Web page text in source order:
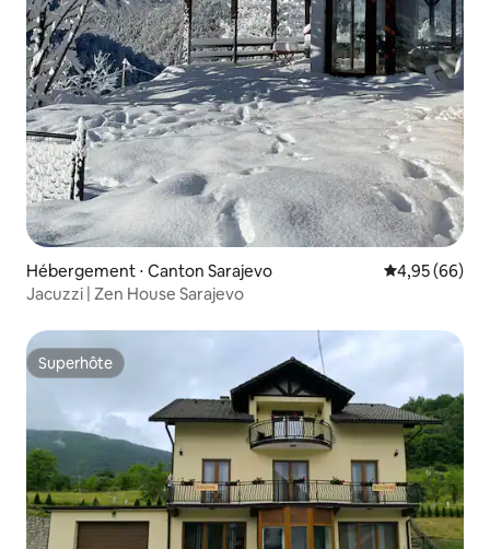
Hébergement ⋅ Canton Sarajevo Évaluation
4,95 (66)
Jacuzzi | Zen House Sarajevo
Superhôte
Superhôte